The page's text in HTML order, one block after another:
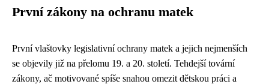
První zákony na ochranu matek
První vlaštovky legislativní ochrany matek a jejich nejmenších
se objevily již na přelomu 19. a 20. století. Tehdejší tovární
zákony, ač motivované spíše snahou omezit dětskou práci a